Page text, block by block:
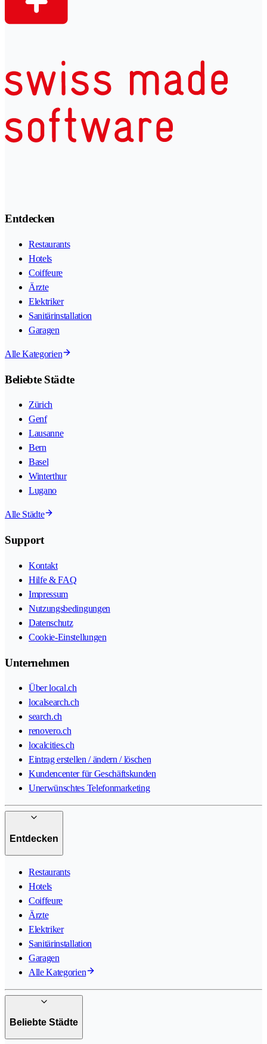
Entdecken
Restaurants
Hotels
Coiffeure
Ärzte
Elektriker
Sanitärinstallation
Garagen
Alle Kategorien
Beliebte Städte
Zürich
Genf
Lausanne
Bern
Basel
Winterthur
Lugano
Alle Städte
Support
Kontakt
Hilfe & FAQ
Impressum
Nutzungsbedingungen
Datenschutz
Cookie-Einstellungen
Unternehmen
Über local.ch
localsearch.ch
search.ch
renovero.ch
localcities.ch
Eintrag erstellen / ändern / löschen
Kundencenter für Geschäftskunden
Unerwünschtes Telefonmarketing
Entdecken
Restaurants
Hotels
Coiffeure
Ärzte
Elektriker
Sanitärinstallation
Garagen
Alle Kategorien
Beliebte Städte